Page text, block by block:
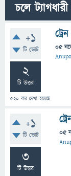
চলে
+1
টি ভোট
2
টি উত্তর
520 বার দেখা হয়েছে
05
+1
টি ভোট
3
টি উত্তর
05